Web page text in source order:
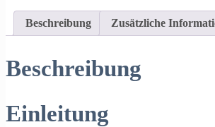
Beschreibung Zusätzliche
Beschreibung
Einleitung